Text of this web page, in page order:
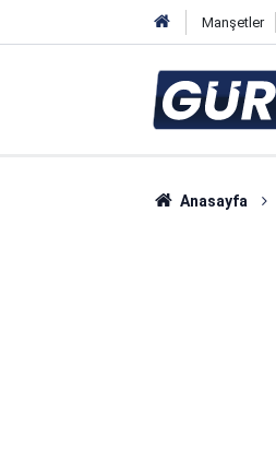
Manşetler
Anasayfa